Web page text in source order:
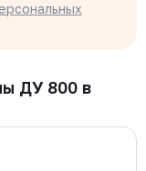
ДУ 800 в